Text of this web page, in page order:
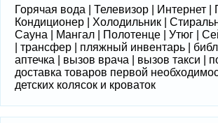
Горячая вода | Телевизор | Интернет |
Кондиционер | Холодильник |
Сауна | Мангал | Полотенце | Утюг |
| трансфер | пляжный инвентарь |
аптечка | вызов врача | вызов такси |
доставка товаров первой
детских колясок и кроваток